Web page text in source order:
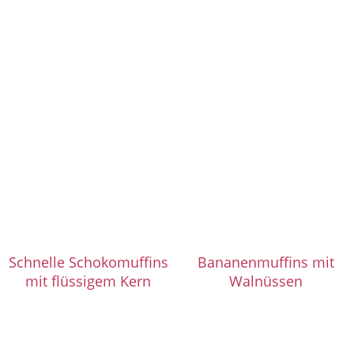
Schnelle Schokomuffins
mit flüssigem Kern
Bananenmuffins mit
Walnüssen